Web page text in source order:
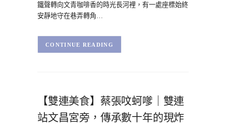
鐵聲轉向文青咖啡香的時光長河裡，有一處座標始終
安靜地守在巷弄轉角…
CONTINUE READING
【雙連美食】蔡張呅蚵嗲｜雙連
站文昌宮旁，傳承數十年的現炸